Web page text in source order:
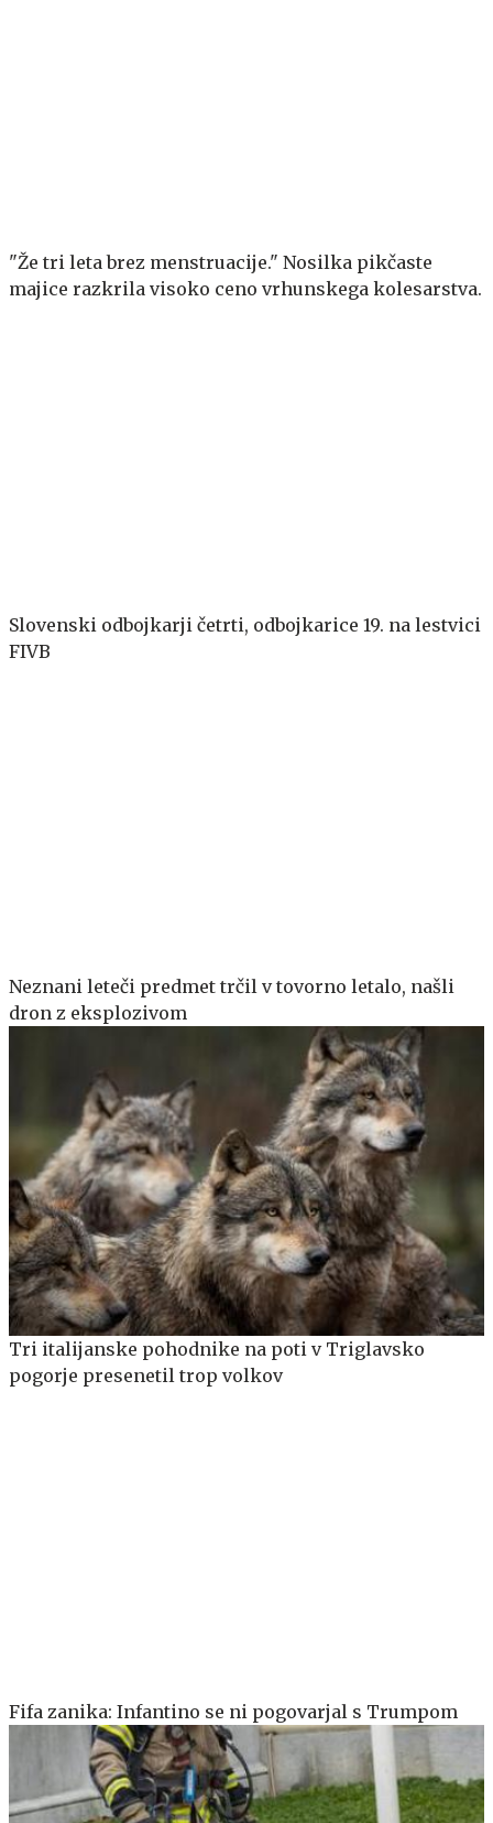
"Že tri leta brez menstruacije." Nosilka pikčaste
majice razkrila visoko ceno vrhunskega kolesarstva.
Slovenski odbojkarji četrti, odbojkarice 19. na lestvici
FIVB
Neznani leteči predmet trčil v tovorno letalo, našli
dron z eksplozivom
Tri italijanske pohodnike na poti v Triglavsko
pogorje presenetil trop volkov
Fifa zanika: Infantino se ni pogovarjal s Trumpom